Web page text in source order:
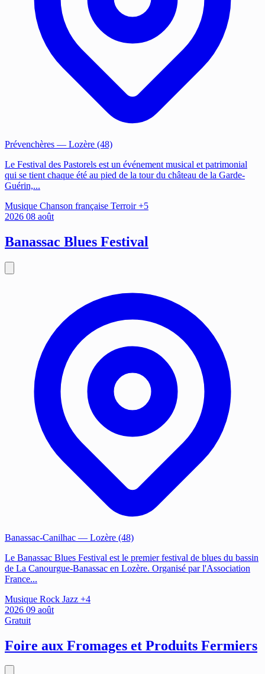
Prévenchères — Lozère (48)
Le Festival des Pastorels est un événement musical et patrimonial
qui se tient chaque été au pied de la tour du château de la Garde-
Guérin,...
Musique Chanson française Terroir +5
2026 08 août
Banassac Blues Festival
Banassac-Canilhac — Lozère (48)
Le Banassac Blues Festival est le premier festival de blues du bassin
de La Canourgue-Banassac en Lozère. Organisé par l'Association
France...
Musique Rock Jazz +4
2026 09 août
Gratuit
Foire aux Fromages et Produits Fermiers